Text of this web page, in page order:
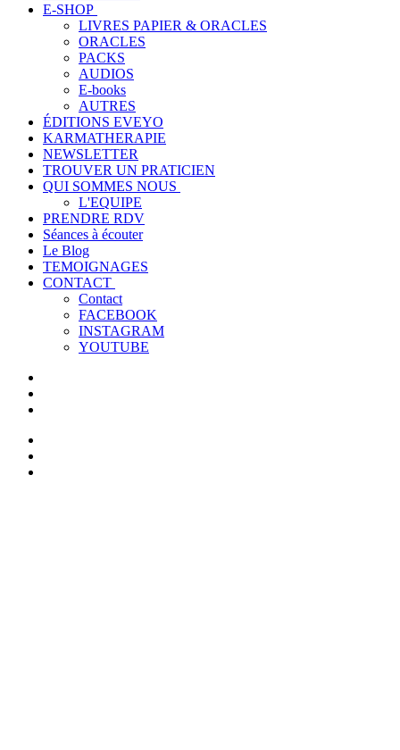
E-SHOP
LIVRES PAPIER & ORACLES
ORACLES
PACKS
AUDIOS
E-books
AUTRES
ÉDITIONS EVEYO
KARMATHERAPIE
NEWSLETTER
TROUVER UN PRATICIEN
QUI SOMMES NOUS
L'EQUIPE
PRENDRE RDV
Séances à écouter
Le Blog
TEMOIGNAGES
CONTACT
Contact
FACEBOOK
INSTAGRAM
YOUTUBE